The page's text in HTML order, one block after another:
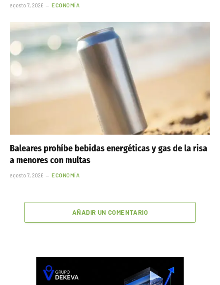
agosto 7, 2026 ECONOMÍA
Baleares prohíbe bebidas energéticas y gas de la risa
a menores con multas
agosto 7, 2026 ECONOMÍA
AÑADIR UN COMENTARIO